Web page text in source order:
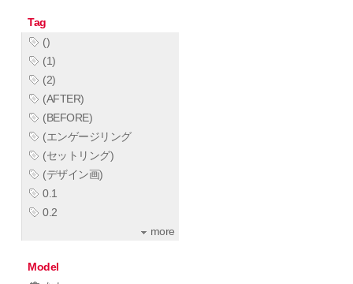
Tag
()
(1)
(2)
(AFTER)
(BEFORE)
(エンゲージリング
(セットリング)
(デザイン画)
0.1
0.2
more
Model